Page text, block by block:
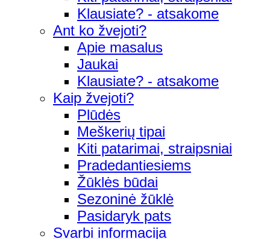
Klausiate? - atsakome
Ant ko žvejoti?
Apie masalus
Jaukai
Klausiate? - atsakome
Kaip žvejoti?
Plūdės
Meškerių tipai
Kiti patarimai, straipsniai
Pradedantiesiems
Žūklės būdai
Sezoninė žūklė
Pasidaryk pats
Svarbi informacija